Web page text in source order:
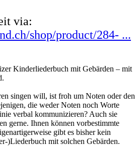
via:
shop/product/284- ...
Kinderliederbuch mit Gebärden – mit
singen will, ist froh um Noten oder den
die weder Noten noch Worte
verbal kommunizieren? Auch sie
gerne. Ihnen können vorbestimmte
gibt es bisher kein
)Liederbuch mit solchen Gebärden.